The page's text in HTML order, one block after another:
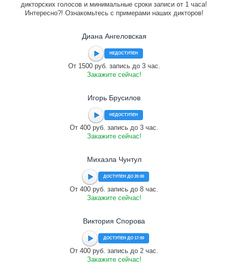
дикторских голосов и минимальные сроки записи от 1 часа!
Интересно?! Ознакомьтесь с примерами наших дикторов!
Диана Ангеловская
НЕДОСТУПЕН
От 1500 руб. запись до 3 час.
Закажите сейчас!
Игорь Брусилов
НЕДОСТУПЕН
От 400 руб. запись до 3 час.
Закажите сейчас!
Михаэла Чунтул
ДОСТУПЕН ДО 20:00
От 400 руб. запись до 8 час.
Закажите сейчас!
Виктория Спорова
ДОСТУПЕН ДО 17:00
От 400 руб. запись до 2 час.
Закажите сейчас!